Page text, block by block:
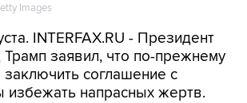
Images
INTERFAX.RU - Президент
заявил, что по-прежнему
соглашение с
избежать напрасных жертв.